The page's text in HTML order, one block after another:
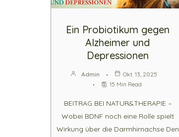
Ein Probiotikum gegen
Alzheimer und
Depressionen
Admin
Okt. 13, 2025
15 Min Read
BEITRAG BEI NATUR&THERAPIE –
Wobei BDNF noch eine Rolle spielt
Wirkung über die Darmhirnachse Den